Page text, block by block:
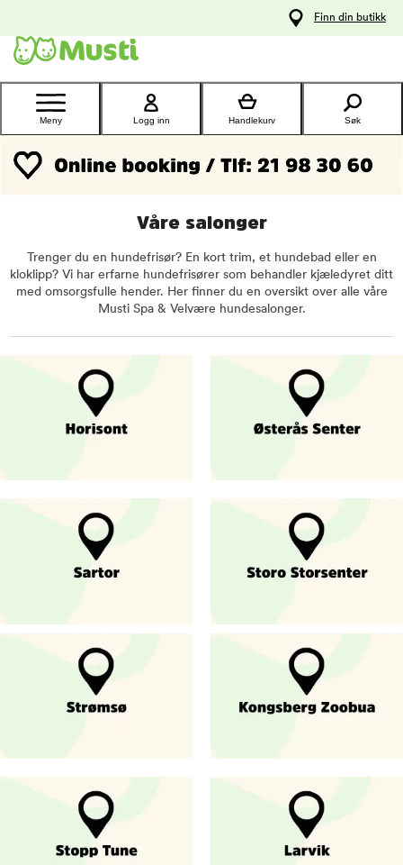
Kontakt
kundeservice
Finn din butikk
Meny Logg inn Handlekurv Søk
Våre salonger
Trenger du en hundefrisør? En kort trim, et hundebad eller en
kloklipp? Vi har erfarne hundefrisører som behandler kjæledyret ditt
med omsorgsfulle hender. Her finner du en oversikt over alle våre
Musti Spa & Velvære hundesalonger.